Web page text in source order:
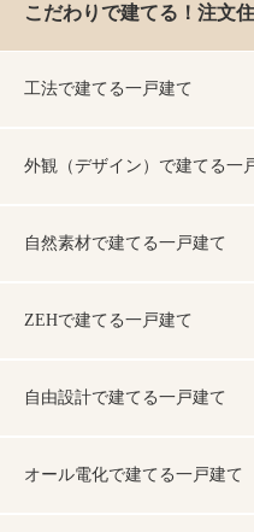
こだわりで建てる！注文
工法で建てる一戸建て
外観（デザイン）で建てる一
自然素材で建てる一戸建て
ZEHで建てる一戸建て
自由設計で建てる一戸建て
オール電化で建てる一戸建て